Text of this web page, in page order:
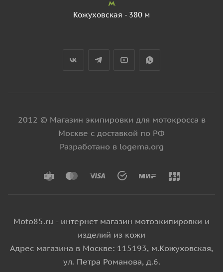
Кожуховская - 380 м
2012 © Магазин экипировки для мотокросса в
Москве с доставкой по РФ
Разработано в logema.org
Moto85.ru - интернет магазин мотоэкипировки и
изделий из кожи
Адрес магазина в Москве: 115193, м.Кожуховская,
ул. Петра Романова, д.6.